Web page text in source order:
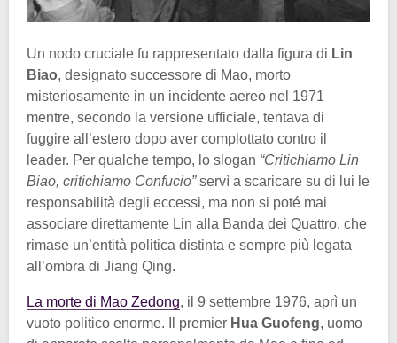
Un nodo cruciale fu rappresentato dalla figura di Lin
Biao, designato successore di Mao, morto
misteriosamente in un incidente aereo nel 1971
mentre, secondo la versione ufficiale, tentava di
fuggire all’estero dopo aver complottato contro il
leader. Per qualche tempo, lo slogan “Critichiamo Lin
Biao, critichiamo Confucio”servì a scaricare su di lui le
responsabilità degli eccessi, ma non si poté mai
associare direttamente Lin alla Banda dei Quattro, che
rimase un’entità politica distinta e sempre più legata
all’ombra di Jiang Qing.
La morte di Mao Zedong, il 9 settembre 1976, aprì un
vuoto politico enorme. Il premier Hua Guofeng, uomo